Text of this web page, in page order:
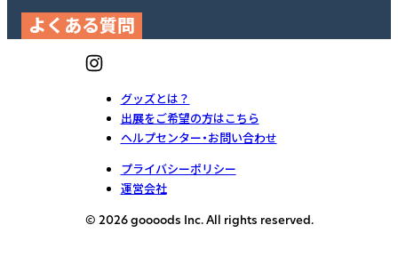
よくある質問
グッズとは？
出展をご希望の方はこちら
ヘルプセンター・お問い合わせ
プライバシーポリシー
運営会社
© 2026 goooods Inc. All rights reserved.